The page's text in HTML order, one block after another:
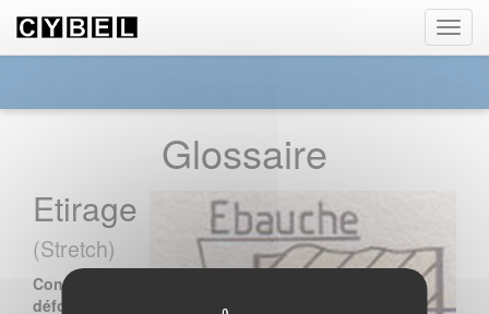
Glossaire
Etirage
(Stretch)
Consiste à
déformer un